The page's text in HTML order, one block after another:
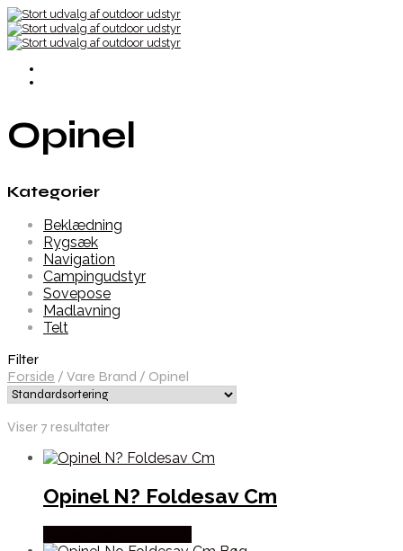
Opinel
Kategorier
Beklædning
Rygsæk
Navigation
Campingudstyr
Sovepose
Madlavning
Telt
Filter
Forside / Vare Brand / Opinel
Viser 7 resultater
Opinel N? Foldesav Cm